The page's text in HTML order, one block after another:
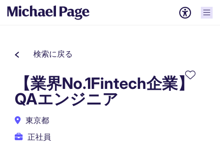
検索に戻る
【業界No.1Fintech企業】
QAエンジニア
東京都
正社員